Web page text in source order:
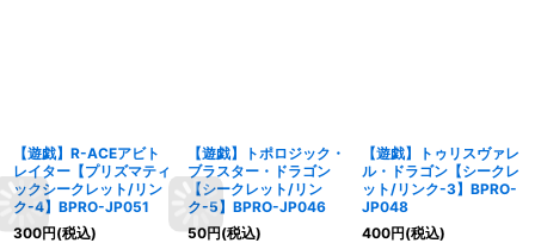
【遊戯】R-ACEアビト
レイター【プリズマティ
ックシークレット/リン
ク-4】BPRO-JP051
300円(税込)
【遊戯】トポロジック・
ブラスター・ドラゴン
【シークレット/リン
ク-5】BPRO-JP046
50円(税込)
【遊戯】トゥリスヴァレ
ル・ドラゴン【シークレ
ット/リンク-3】BPRO-
JP048
400円(税込)